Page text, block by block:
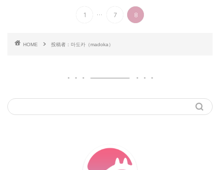
1 ... 7 8
HOME 投稿者：마도카（madoka）